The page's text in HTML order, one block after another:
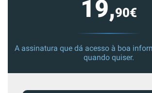
19,90€
A assinatura que dá acesso à boa
quando quiser.